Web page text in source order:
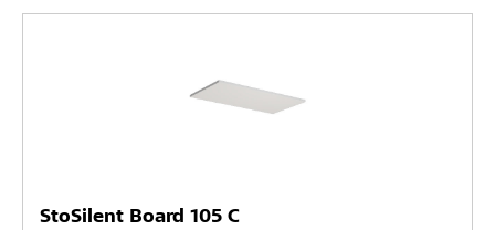
StoSilent Board 105 C